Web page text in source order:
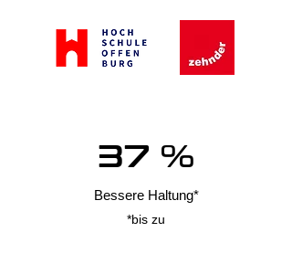
37 %
Bessere Haltung*
*bis zu